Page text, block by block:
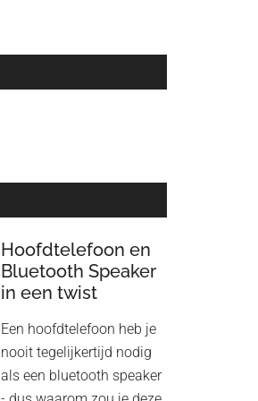
Hoofdtelefoon en
Bluetooth Speaker
in een twist
Een hoofdtelefoon heb je
nooit tegelijkertijd nodig
als een bluetooth speaker